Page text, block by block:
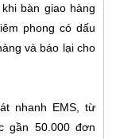
bàn giao hàng
phong có dấu
và báo lại cho
nhanh EMS, từ
gần 50.000 đơn